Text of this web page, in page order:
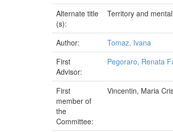
Alternate title
(s):
Territory and
Author:
Tomaz, Ivana
First
Advisor:
Pegoraro, Renata
First
member of
the
Committee:
Vincentin, Maria